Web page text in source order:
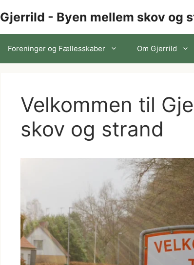
Gjerrild - Byen mellem skov og
Foreninger og Fællesskaber Om Gjerrild
Velkommen til
skov og strand